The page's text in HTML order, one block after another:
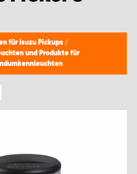
für Isuzu Pickups /
und Produkte für